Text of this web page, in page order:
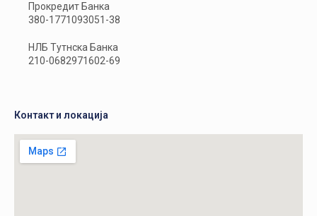
Прокредит Банка
380-1771093051-38
НЛБ Тутнска Банка
210-0682971602-69
Контакт и локација